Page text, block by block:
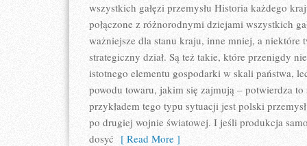
wszystkich gałęzi przemysłu Historia każdego
połączone z różnorodnymi dziejami wszystkich
ważniejsze dla stanu kraju, inne mniej, a niektóre
strategiczny dział. Są też takie, które przenigdy
istotnego elementu gospodarki w skali państwa,
powodu towaru, jakim się zajmują – potwierdza
przykładem tego typu sytuacji jest polski
po drugiej wojnie światowej. I jeśli produkcja
dosyć [ Read More ]